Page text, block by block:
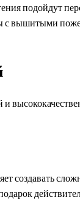
подойдут
вышитыми
создавать